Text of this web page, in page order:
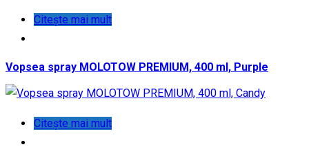
Citește mai mult
Vopsea spray MOLOTOW PREMIUM, 400 ml, Purple
Citește mai mult